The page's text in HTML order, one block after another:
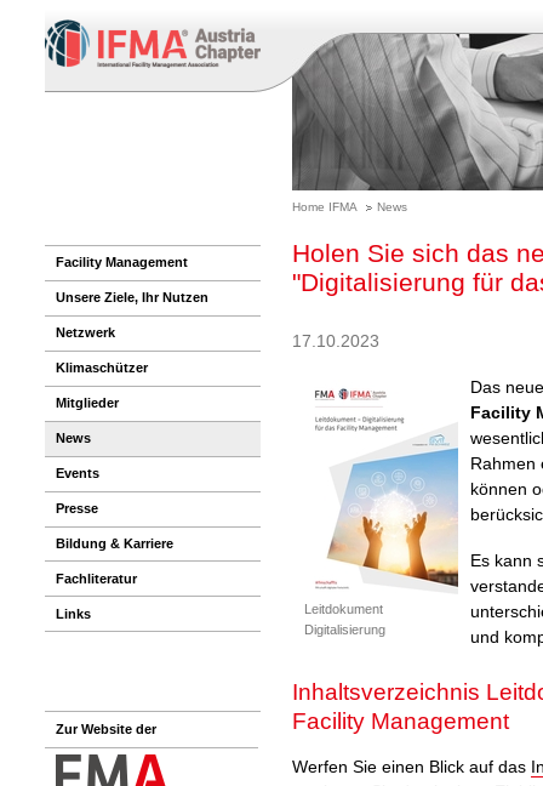
Home IFMA News
Facility Management
Unsere Ziele, Ihr Nutzen
Netzwerk
Klimaschützer
Mitglieder
News
Events
Presse
Bildung & Karriere
Fachliteratur
Links
Zur Website der
Holen Sie sich das
"Digitalisierung für
17.10.2023
Leitdokument
Digitalisierung
Das
Facility
Rahmen
können
Es kann
und
Inhaltsverzeichnis
Facility Management
Werfen Sie einen Blick auf das